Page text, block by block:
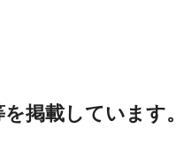
掲載しています。